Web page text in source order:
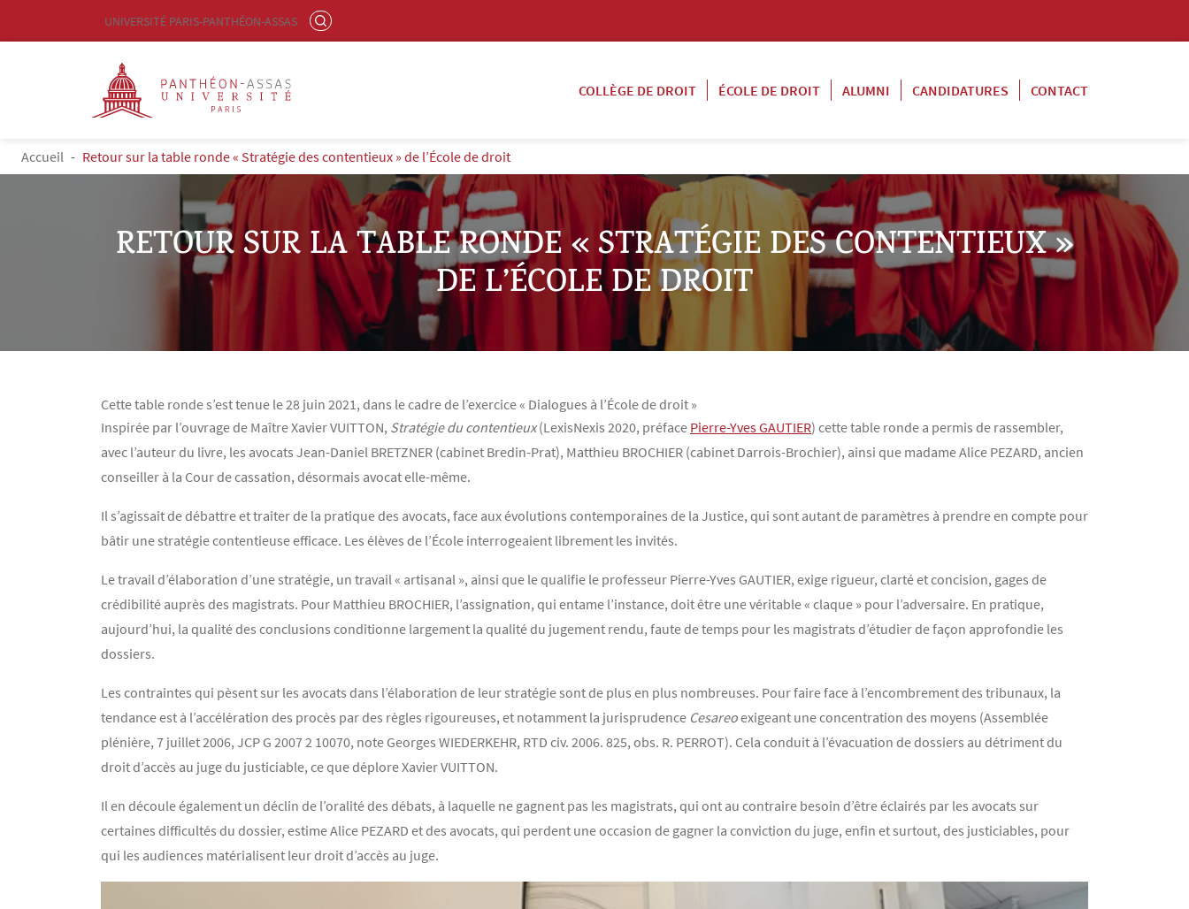
Aller au contenu principal
Menu liste site Custom EN
UNIVERSITÉ PARIS-PANTHÉON-ASSAS RECHERCHER
Logo
COLLÈGE DE DROIT
ÉCOLE DE DROIT ALUMNI CANDIDATURES CONTACT
FIL D'ARIANE
Accueil Retour sur la table ronde « Stratégie des contentieux » de l’École de droit
RETOUR SUR LA TABLE RONDE « STRATÉGIE DES CONTENTIEUX »
DE L’ÉCOLE DE DROIT
Cette table ronde s’est tenue le 28 juin 2021, dans le cadre de l’exercice « Dialogues à l’École de droit »
Texte
Inspirée par l’ouvrage de Maître Xavier VUITTON, Stratégie du contentieux(LexisNexis 2020, préface Pierre-Yves GAUTIER) cette table ronde a permis de rassembler,
avec l’auteur du livre, les avocats Jean-Daniel BRETZNER (cabinet Bredin-Prat), Matthieu BROCHIER (cabinet Darrois-Brochier), ainsi que madame Alice PEZARD, ancien
conseiller à la Cour de cassation, désormais avocat elle-même.
Il s’agissait de débattre et traiter de la pratique des avocats, face aux évolutions contemporaines de la Justice, qui sont autant de paramètres à prendre en compte pour
bâtir une stratégie contentieuse efficace. Les élèves de l’École interrogeaient librement les invités.
Le travail d’élaboration d’une stratégie, un travail « artisanal », ainsi que le qualifie le professeur Pierre-Yves GAUTIER, exige rigueur, clarté et concision, gages de
crédibilité auprès des magistrats. Pour Matthieu BROCHIER, l’assignation, qui entame l’instance, doit être une véritable « claque » pour l’adversaire. En pratique,
aujourd’hui, la qualité des conclusions conditionne largement la qualité du jugement rendu, faute de temps pour les magistrats d’étudier de façon approfondie les
dossiers.
Les contraintes qui pèsent sur les avocats dans l’élaboration de leur stratégie sont de plus en plus nombreuses. Pour faire face à l’encombrement des tribunaux, la
tendance est à l’accélération des procès par des règles rigoureuses, et notamment la jurisprudence Cesareoexigeant une concentration des moyens (Assemblée
plénière, 7 juillet 2006, JCP G 2007 2 10070, note Georges WIEDERKEHR, RTD civ. 2006. 825, obs. R. PERROT). Cela conduit à l’évacuation de dossiers au détriment du
droit d’accès au juge du justiciable, ce que déplore Xavier VUITTON.
Il en découle également un déclin de l’oralité des débats, à laquelle ne gagnent pas les magistrats, qui ont au contraire besoin d’être éclairés par les avocats sur
certaines difficultés du dossier, estime Alice PEZARD et des avocats, qui perdent une occasion de gagner la conviction du juge, enfin et surtout, des justiciables, pour
qui les audiences matérialisent leur droit d’accès au juge.